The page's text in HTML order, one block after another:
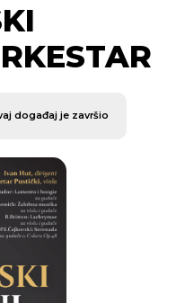
događaj je završio